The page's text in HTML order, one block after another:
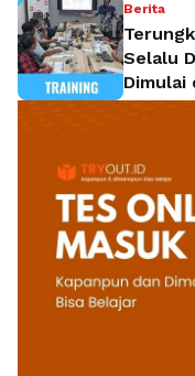
Berita
Selalu
Dimulai